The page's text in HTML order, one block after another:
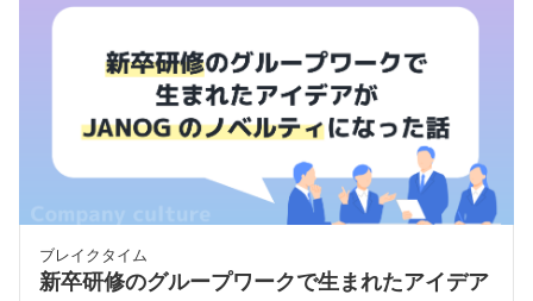
ブレイクタイム
新卒研修のグループワークで生まれたアイデア